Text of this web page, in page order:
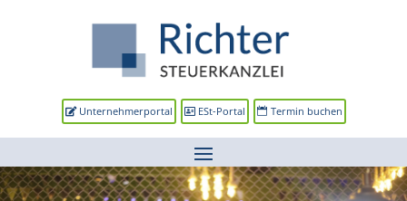
Unternehmerportal ESt-Portal Termin buchen